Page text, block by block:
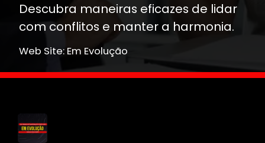
Descubra maneiras eficazes de lidar
com conflitos e manter a harmonia.
Web Site: Em Evolução